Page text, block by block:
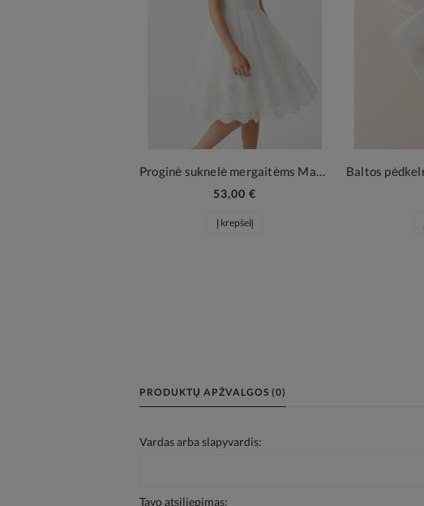
Proginė suknelė mergaitėms Mavy – Kreminė Balta
53,00 €
Į krepšelį
PRODUKTŲ APŽVALGOS (0)
Vardas arba slapyvardis:
Tavo atsiliepimas: